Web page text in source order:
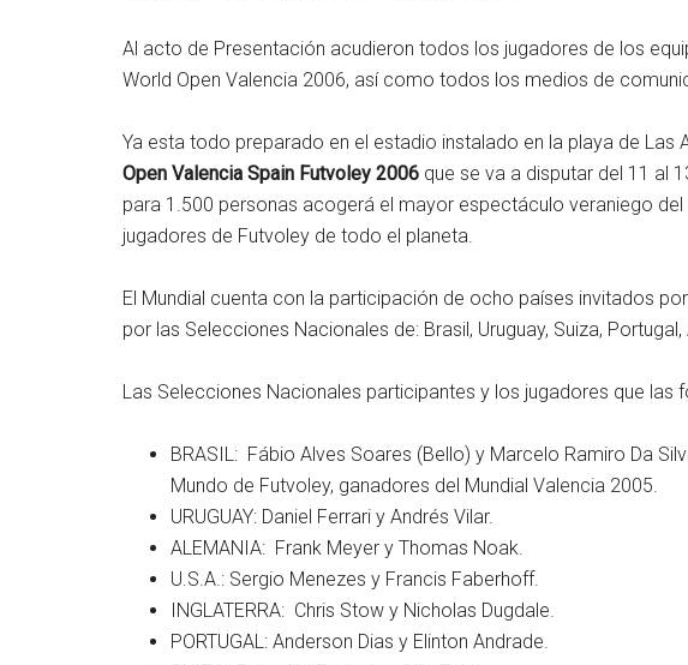
Al acto de Presentación acudieron todos los jugadores de los
World Open Valencia 2006, así como todos los medios de
Ya esta todo preparado en el estadio instalado en la playa de Las
Open Valencia Spain Futvoley 2006 que se va a disputar del 11 al
para 1.500 personas acogerá el mayor espectáculo veraniego
jugadores de Futvoley de todo el planeta.
El Mundial cuenta con la participación de ocho países invitados
por las Selecciones Nacionales de: Brasil, Uruguay, Suiza,
Las Selecciones Nacionales participantes y los jugadores que las
BRASIL: Fábio Alves Soares (Bello) y Marcelo Ramiro Da
Mundo de Futvoley, ganadores del Mundial Valencia 2005.
URUGUAY: Daniel Ferrari y Andrés Vilar.
ALEMANIA: Frank Meyer y Thomas Noak.
U.S.A.: Sergio Menezes y Francis Faberhoff.
INGLATERRA: Chris Stow y Nicholas Dugdale.
PORTUGAL: Anderson Dias y Elinton Andrade.